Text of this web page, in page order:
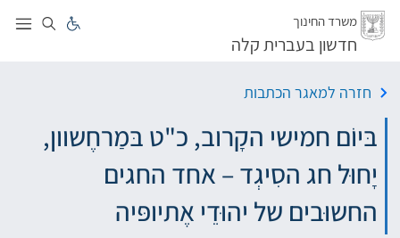
דלג
משרד החינוך
חדשון בעברית קלה
חזרה למאגר הכתבות
בּיוֹם חמישי הקָרוב, כ"ט בּמַרחֶשוון,
יָחוּל חג הסִיגְד – אחד החגים
החשוּבים של יהוּדֵי אֶתיופּיה